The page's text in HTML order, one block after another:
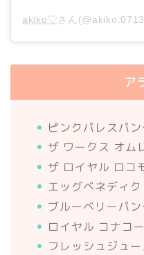
akiko♡︎さん
ア
ピンクパレスパ
ザ ワークス オム
ザ ロイヤル ロコ
エッグベネディ
ブルーベリーパ
ロイヤル コナコ
フレッシュジュ